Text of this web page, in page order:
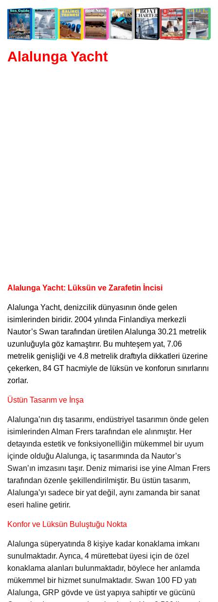
Alalunga Yacht
Alalunga Yacht: Lüksün ve Zarafetin İncisi
Alalunga Yacht, denizcilik dünyasının önde gelen
isimlerinden biridir. 2004 yılında Finlandiya merkezli
Nautor’s Swan tarafından üretilen Alalunga 30.21 metrelik
uzunluğuyla göz kamaştırır. Bu muhteşem yat, 7.06
metrelik genişliği ve 4.8 metrelik draftıyla dikkatleri üzerine
çekerken, 84 GT hacmiyle de lüksün ve konforun sınırlarını
zorlar.
Üstün Tasarım ve İnşa
Alalunga’nın dış tasarımı, endüstriyel tasarımın önde gelen
isimlerinden Alman Frers tarafından ele alınmıştır. Her
detayında estetik ve fonksiyonelliğin mükemmel bir uyum
içinde olduğu Alalunga, iç tasarımında da Nautor’s
Swan’ın imzasını taşır. Deniz mimarisi ise yine Alman Frers
tarafından özenle şekillendirilmiştir. Bu üstün tasarım,
Alalunga’yı sadece bir yat değil, aynı zamanda bir sanat
eseri haline getirir.
Konfor ve Lüksün Buluştuğu Nokta
Alalunga süperyatında 8 kişiye kadar konaklama imkanı
sunulmaktadır. Ayrıca, 4 mürettebat üyesi için de özel
konaklama alanları bulunmaktadır, böylece her anlamda
mükemmel bir hizmet sunulmaktadır. Swan 100 FD yatı
Alalunga, GRP gövde ve üst yapıya sahiptir ve gücünü